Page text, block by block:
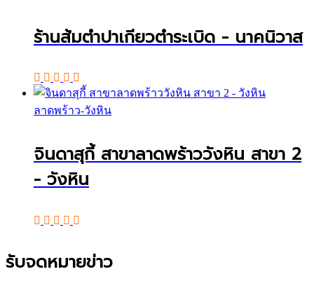
ร้านส้มตำปาเกียวตำระเบิด - นาคนิวาส
ลาดพร้าว-วังหิน
จินดาสุกี้ สาขาลาดพร้าววังหิน สาขา 2
- วังหิน
รับจดหมายข่าว